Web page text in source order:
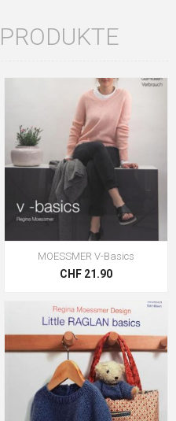
MOESSMER V-Basics
CHF 21.90